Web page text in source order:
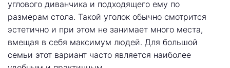
углового диванчика и подходящего ему по
размерам стола. Такой уголок обычно смотрится
эстетично и при этом не занимает много места,
вмещая в себя максимум людей. Для большой
семьи этот вариант часто является наиболее